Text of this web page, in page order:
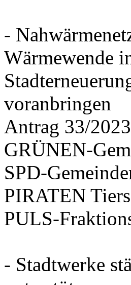
-
Wärmewende
voranbringen
Antrag 33/
GRÜNEN-
SPD-
PIRATEN
PULS-
- Stadtwerke